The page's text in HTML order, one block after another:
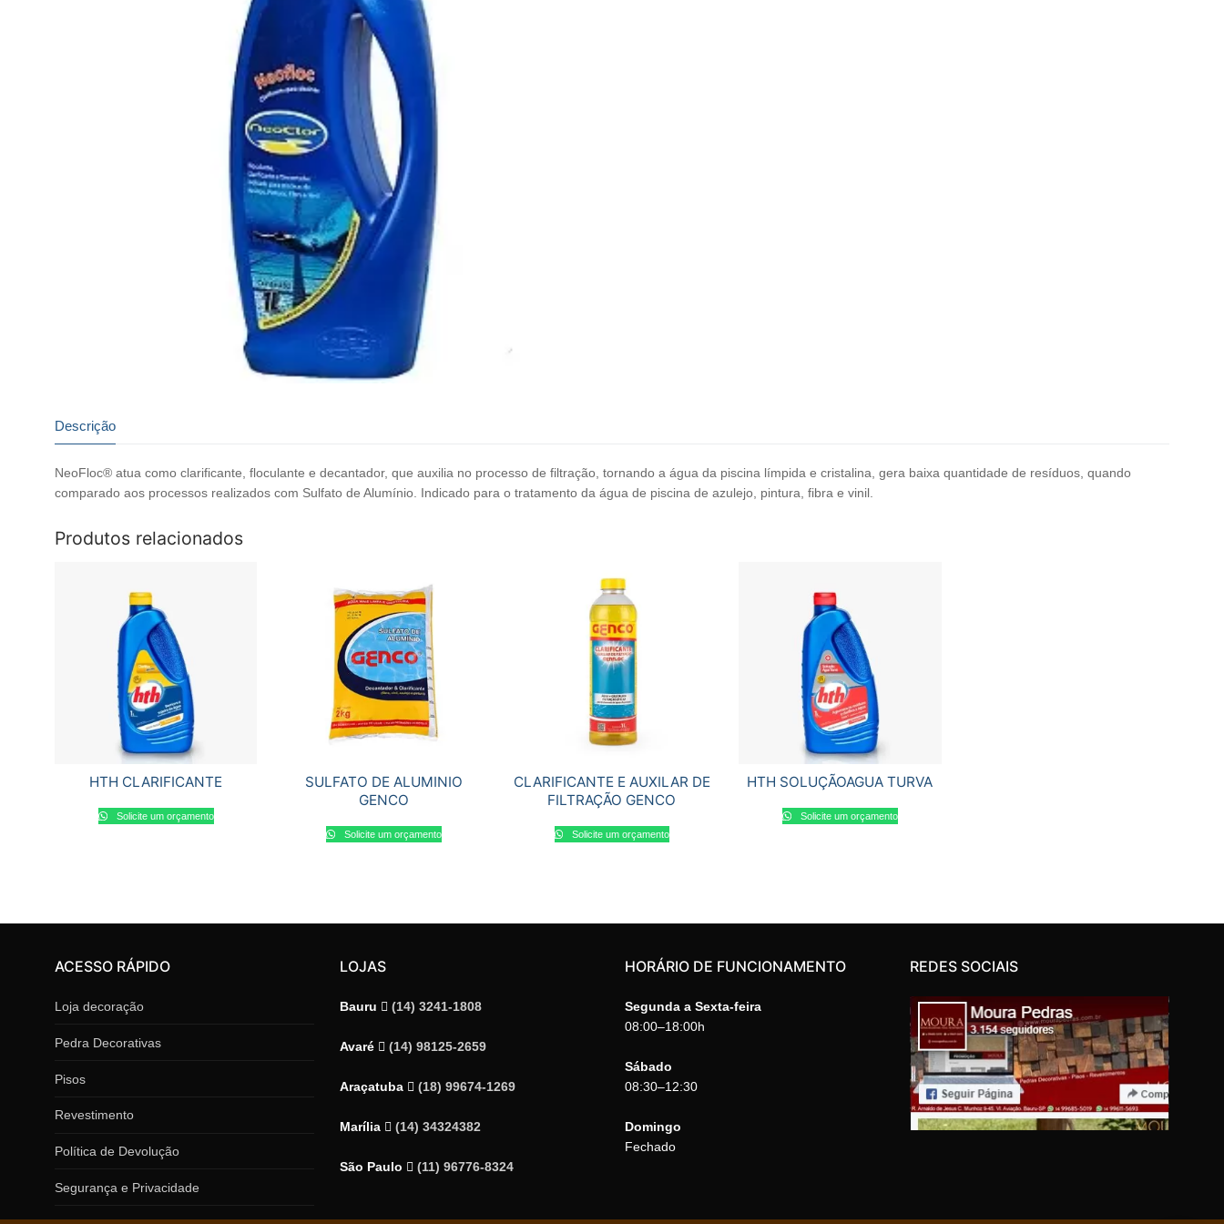
Descrição
NeoFloc® atua como clarificante, floculante e decantador, que auxilia no processo de filtração, tornando a água da piscina límpida e cristalina, gera baixa quantidade de resíduos, quando
comparado aos processos realizados com Sulfato de Alumínio. Indicado para o tratamento da água de piscina de azulejo, pintura, fibra e vinil.
Produtos relacionados
HTH CLARIFICANTE
Solicite um orçamento
SULFATO DE ALUMINIO
GENCO
Solicite um orçamento
CLARIFICANTE E AUXILAR DE
FILTRAÇÃO GENCO
Solicite um orçamento
HTH SOLUÇÃOAGUA TURVA
Solicite um orçamento
ACESSO RÁPIDO
Loja decoração
Pedra Decorativas
Pisos
Revestimento
Política de Devolução
Segurança e Privacidade
LOJAS
Bauru (14) 3241-1808
Avaré (14) 98125-2659
Araçatuba (18) 99674-1269
Marília (14) 34324382
São Paulo (11) 96776-8324
HORÁRIO DE FUNCIONAMENTO
Segunda a Sexta-feira
08:00–18:00h
Sábado
08:30–12:30
Domingo
Fechado
REDES SOCIAIS